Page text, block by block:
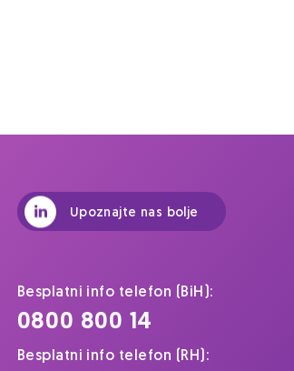
Upoznajte nas bolje
Besplatni info telefon (BiH):
0800 800 14
Besplatni info telefon (RH):